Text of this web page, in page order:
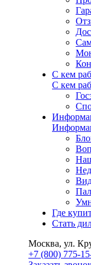
С кем
С кем
Где
Стать
Москва, ул.
+7 (800) 775-